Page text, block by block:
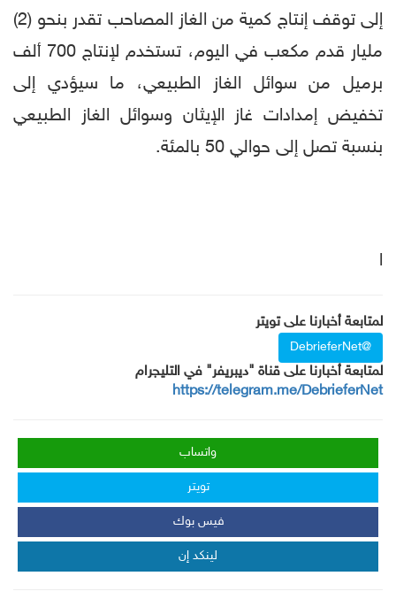
إلى توقف إنتاج كمية من الغاز المصاحب تقدر بنحو (2)
مليار قدم مكعب في اليوم، تستخدم لإنتاج 700 ألف
برميل من سوائل الغاز الطبيعي، ما سيؤدي إلى
تخفيض إمدادات غاز الإيثان وسوائل الغاز الطبيعي
بنسبة تصل إلى حوالي 50 بالمئة.
ا
لمتابعة أخبارنا على تويتر
@DebrieferNet
لمتابعة أخبارنا على قناة "ديبريفر" في التليجرام
https://telegram.me/DebrieferNet
واتساب
تويتر
فيس بوك
لينكد إن